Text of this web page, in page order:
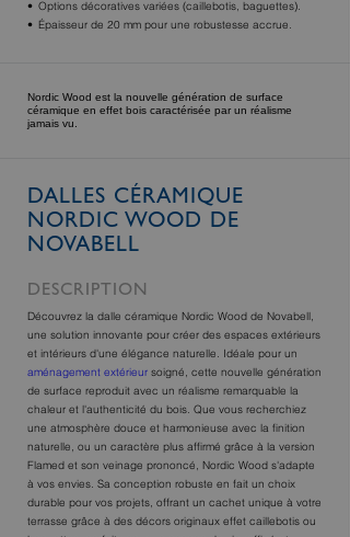
Options décoratives variées (caillebotis, baguettes).
Épaisseur de 20 mm pour une robustesse accrue.
Nordic Wood est la nouvelle génération de surface
céramique en effet bois caractérisée par un réalisme
jamais vu.
DALLES CÉRAMIQUE
NORDIC WOOD DE
NOVABELL
DESCRIPTION
Découvrez la dalle céramique Nordic Wood de Novabell,
une solution innovante pour créer des espaces extérieurs
et intérieurs d'une élégance naturelle. Idéale pour un
aménagement extérieur soigné, cette nouvelle génération
de surface reproduit avec un réalisme remarquable la
chaleur et l'authenticité du bois. Que vous recherchiez
une atmosphère douce et harmonieuse avec la finition
naturelle, ou un caractère plus affirmé grâce à la version
Flamed et son veinage prononcé, Nordic Wood s'adapte
à vos envies. Sa conception robuste en fait un choix
durable pour vos projets, offrant un cachet unique à votre
terrasse grâce à des décors originaux effet caillebotis ou